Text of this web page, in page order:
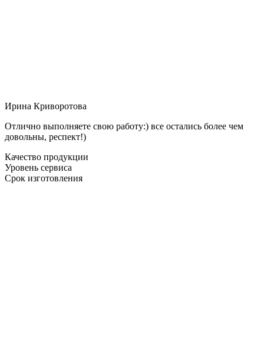
Ирина Криворотова
Отлично выполняете свою работу:) все остались более чем
довольны, респект!)
Качество продукции
Уровень сервиса
Срок изготовления